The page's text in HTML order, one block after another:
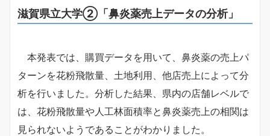
滋賀県立大学②「鼻炎薬売上データの分析」
本発表では、購買データを用いて、鼻炎薬の売上パ
ターンを花粉飛散量、土地利用、他店売上によって分
析を行いました。分析した結果、県内の店舗レベルで
は、花粉飛散量や人工林面積率と鼻炎薬売上の相関は
見られないようであることがわかりました。